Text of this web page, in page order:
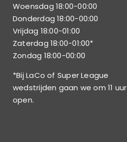
Woensdag 18:00-00:00
Donderdag 18:00-00:00
Vrijdag 18:00-01:00
Zaterdag 18:00-01:00*
Zondag 18:00-00:00
*Bij LaCo of Super League
wedstrijden gaan we om 11 uur
open.